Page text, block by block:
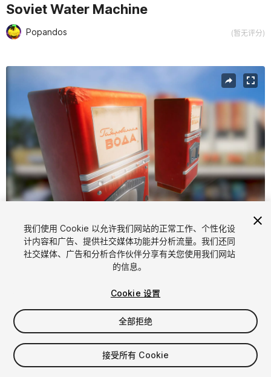
Soviet Water Machine
Popandos (暂无评分)
1/9
$11
增值税将在结算时计算
我们使用 Cookie 以允许我们网站的正常工作、个性化设
计内容和广告、提供社交媒体功能并分析流量。我们还同
社交媒体、广告和分析合作伙伴分享有关您使用我们网站
的信息。
Cookie 设置
全部拒绝
接受所有 Cookie